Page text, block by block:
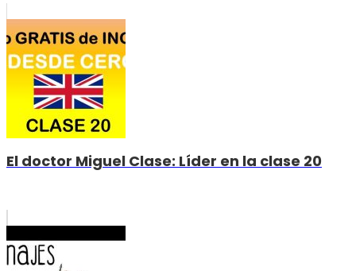
El doctor Miguel Clase: Líder en la clase 20